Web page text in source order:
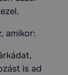
amikor:
is ad